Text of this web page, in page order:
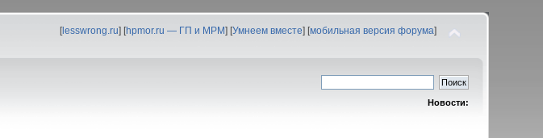
[lesswrong.ru] [hpmor.ru — ГП и МРМ] [Умнеем вместе] [мобильная версия форума]
Новости: